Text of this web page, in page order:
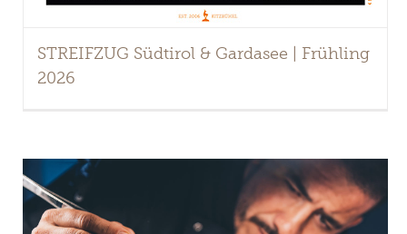
STREIFZUG Südtirol & Gardasee | Frühling
2026